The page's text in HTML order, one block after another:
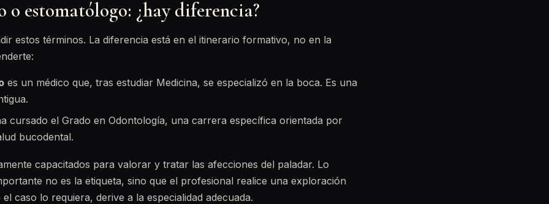
o estomatólogo: ¿hay diferencia?
estos términos. La diferencia está en el itinerario formativo, no en la
es un médico que, tras estudiar Medicina, se especializó en la boca. Es una
cursado el Grado en Odontología, una carrera específica orientada por
bucodental.
capacitados para valorar y tratar las afecciones del paladar. Lo
no es la etiqueta, sino que el profesional realice una exploración
caso lo requiera, derive a la especialidad adecuada.